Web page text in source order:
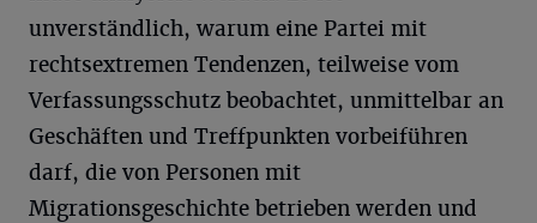
unverständlich, warum eine Partei mit
rechtsextremen Tendenzen, teilweise vom
Verfassungsschutz beobachtet, unmittelbar an
Geschäften und Treffpunkten vorbeiführen
darf, die von Personen mit
Migrationsgeschichte betrieben werden und